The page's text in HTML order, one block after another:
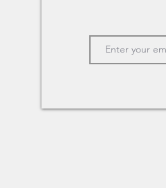
GOGO(ゴゴ) 94歳の小学生